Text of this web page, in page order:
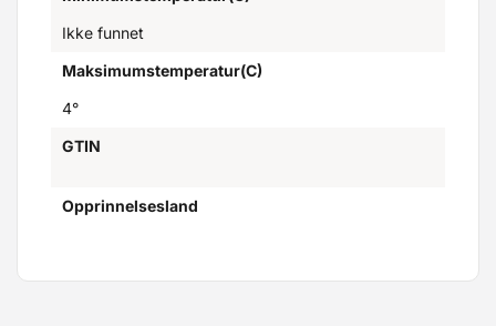
Ikke funnet
Maksimumstemperatur(C)
4°
GTIN
Opprinnelsesland